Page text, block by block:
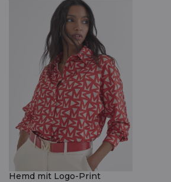
Hemd mit Logo-Print